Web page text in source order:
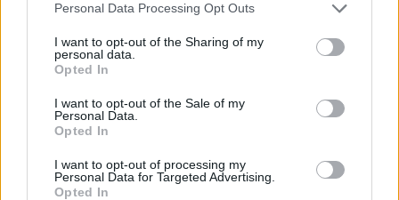
negar su consentimiento. Tenga en cuenta que algún
de su consentimiento, pero usted tiene el derecho de
rechazar tal procesamiento. Sus preferencias se aplicarán
cualquier momento entrando de nuevo en este sitio web o
visitando nuestra política de privacidad.
Personal Data Processing Opt Outs
I want to opt-out of the Sharing of my
personal data.
Opted In
I want to opt-out of the Sale of my
Personal Data.
Opted In
I want to opt-out of processing my
Personal Data for Targeted Advertising.
Opted In